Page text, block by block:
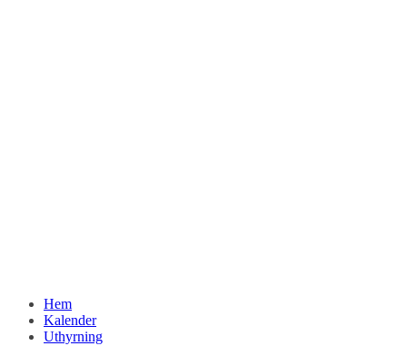
Hem
Kalender
Uthyrning